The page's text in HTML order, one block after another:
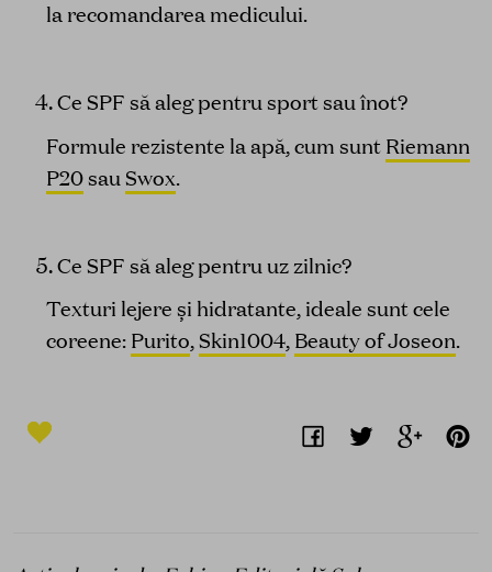
la recomandarea medicului.
Ce SPF să aleg pentru sport sau înot?
Formule rezistente la apă, cum sunt Riemann
P20sau Swox.
Ce SPF să aleg pentru uz zilnic?
Texturi lejere și hidratante, ideale sunt cele
coreene: Purito,Skin1004, Beauty of Joseon.